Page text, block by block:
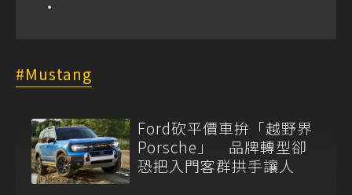
Mustang
Ford砍平價車拚「越野界
Porsche」 品牌轉型卻
恐把入門客群拱手讓人